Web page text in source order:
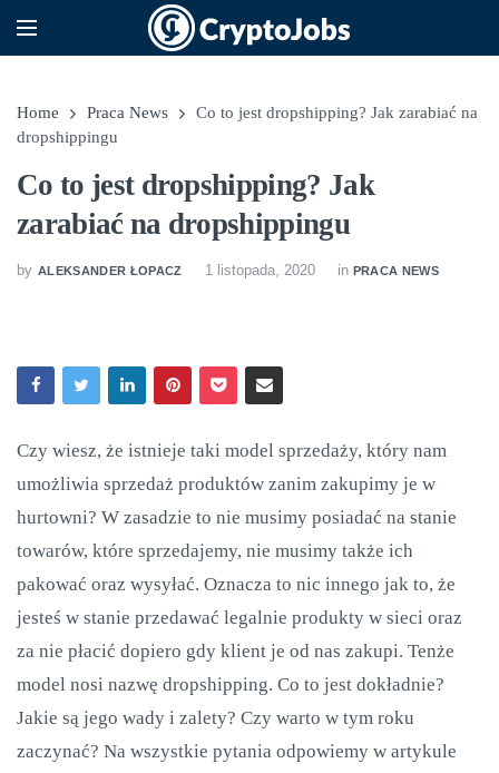
Home Praca News
Co to jest dropshipping? Jak zarabiać na
dropshippingu
Co to jest dropshipping? Jak
zarabiać na dropshippingu
by ALEKSANDER ŁOPACZ 1 listopada, 2020 in PRACA NEWS
Czy wiesz, że istnieje taki model sprzedaży, który nam
umożliwia sprzedaż produktów zanim zakupimy je w
hurtowni? W zasadzie to nie musimy posiadać na stanie
towarów, które sprzedajemy, nie musimy także ich
pakować oraz wysyłać. Oznacza to nic innego jak to, że
jesteś w stanie przedawać legalnie produkty w sieci oraz
za nie płacić dopiero gdy klient je od nas zakupi. Tenże
model nosi nazwę dropshipping. Co to jest dokładnie?
Jakie są jego wady i zalety? Czy warto w tym roku
zaczynać? Na wszystkie pytania odpowiemy w artykule